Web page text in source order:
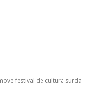
festival de cultura surda